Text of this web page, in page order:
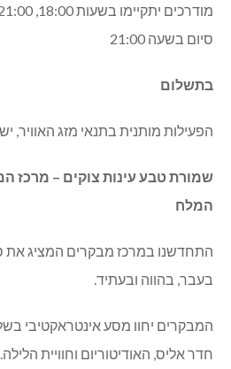
סיום בשעה 21:00
בתשלום
הפעילות מותנית בתנאי מזג
שמורת טבע עינות צוקים – מרכז
המלח
התחדשנו במרכז מבקרים המציג את
בעבר, בהווה ובעתיד.
המבקרים יחוו מסע אינטראקטיבי
חדר אליס, האודיטוריום וחוויית הלילה.